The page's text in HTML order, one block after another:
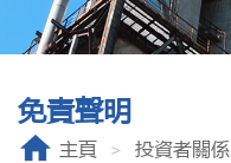
免責聲明
主頁 投資者關係